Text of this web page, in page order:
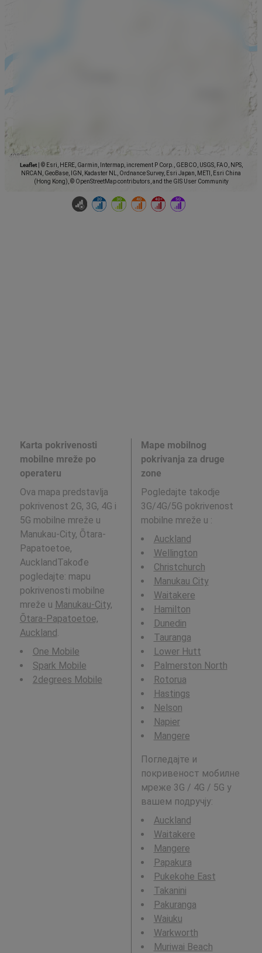
Leaflet
© Esri, HERE, Garmin, Intermap, increment P Corp., GEBCO, USGS, FAO, NPS,
NRCAN, GeoBase, IGN, Kadaster NL, Ordnance Survey, Esri Japan, METI, Esri China
(Hong Kong), © OpenStreetMap contributors, and the GIS User Community
Karta pokrivenosti
mobilne mreže po
operateru
Ova mapa predstavlja
pokrivenost 2G, 3G, 4G i
5G mobilne mreže u
Manukau-City, Ōtara-
Papatoetoe,
AucklandTakođe
pogledajte: mapu
pokrivenosti mobilne
mreže u Manukau-City,
Ōtara-Papatoetoe,
Auckland.
One Mobile
Spark Mobile
2degrees Mobile
Mape mobilnog
pokrivanja za druge
zone
Pogledajte takodje
3G/4G/5G pokrivenost
mobilne mreže u :
Auckland
Wellington
Christchurch
Manukau City
Waitakere
Hamilton
Dunedin
Tauranga
Lower Hutt
Palmerston North
Rotorua
Hastings
Nelson
Napier
Mangere
Погледајте и
покривеност мобилне
мреже 3G / 4G / 5G у
вашем подручју:
Auckland
Waitakere
Mangere
Papakura
Pukekohe East
Takanini
Pakuranga
Waiuku
Warkworth
Muriwai Beach